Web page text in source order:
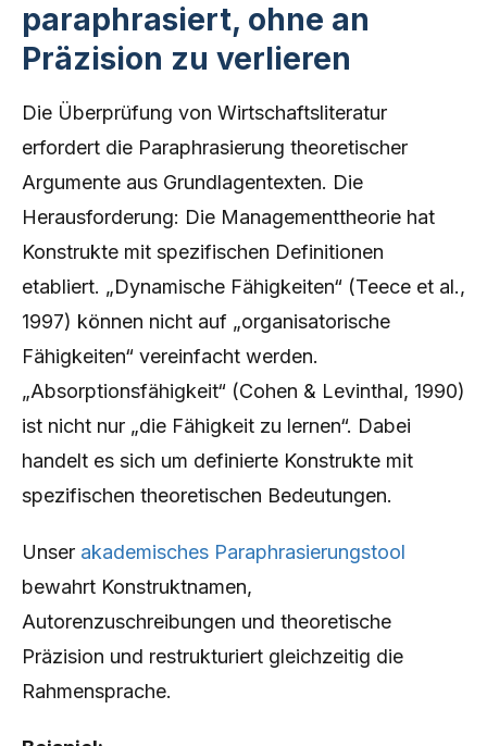
paraphrasiert, ohne an
Präzision zu verlieren
Die Überprüfung von Wirtschaftsliteratur
erfordert die Paraphrasierung theoretischer
Argumente aus Grundlagentexten. Die
Herausforderung: Die Managementtheorie hat
Konstrukte mit spezifischen Definitionen
etabliert. „Dynamische Fähigkeiten“ (Teece et al.,
1997) können nicht auf „organisatorische
Fähigkeiten“ vereinfacht werden.
„Absorptionsfähigkeit“ (Cohen & Levinthal, 1990)
ist nicht nur „die Fähigkeit zu lernen“. Dabei
handelt es sich um definierte Konstrukte mit
spezifischen theoretischen Bedeutungen.
Unser akademisches Paraphrasierungstool
bewahrt Konstruktnamen,
Autorenzuschreibungen und theoretische
Präzision und restrukturiert gleichzeitig die
Rahmensprache.